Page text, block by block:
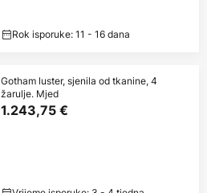
Rok isporuke: 11 - 16 dana
Gotham luster, sjenila od tkanine, 4
žarulje. Mjed
1.243,75 €